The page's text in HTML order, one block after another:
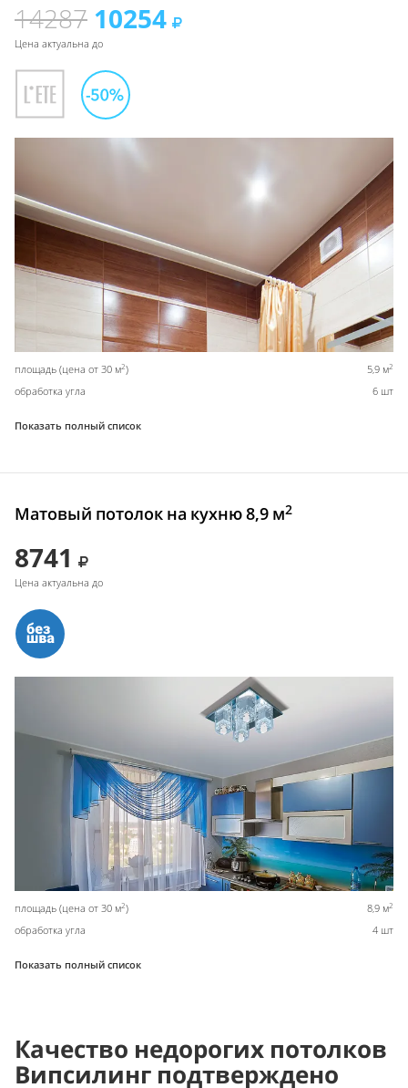
14287 10254
Цена актуальна до
площадь (цена от 30 м2) 5,9 м2
обработка угла 6 шт
Показать полный список
Матовый потолок на кухню 8,9 м2
8741
Цена актуальна до
площадь (цена от 30 м2) 8,9 м2
обработка угла 4 шт
Показать полный список
Качество недорогих потолков
Випсилинг подтверждено